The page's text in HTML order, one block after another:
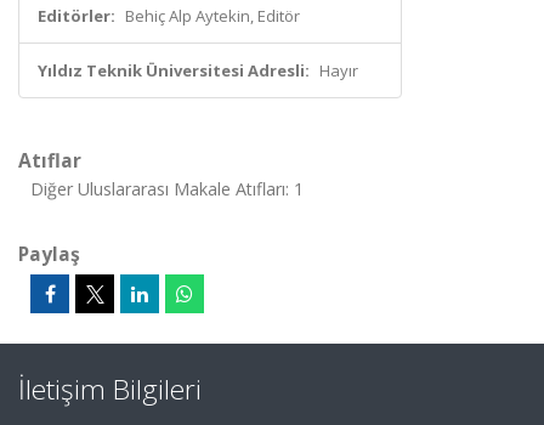
Editörler: Behiç Alp Aytekin, Editör
Yıldız Teknik Üniversitesi Adresli: Hayır
Atıflar
Diğer Uluslararası Makale Atıfları: 1
Paylaş
İletişim Bilgileri